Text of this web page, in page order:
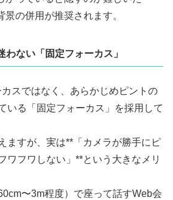
景の併用が推奨されます。
ない「固定フォーカス」
スではなく、あらかじめピントの
いる「固定フォーカス」を採用して
ますが、実は**「カメラが勝手にピ
ワフワしない」**という大きなメリ
〜3m程度）で座って話すWeb会